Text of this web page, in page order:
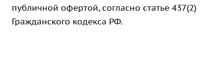
публичной офертой, согласно статье 437(2)
Гражданского кодекса РФ.